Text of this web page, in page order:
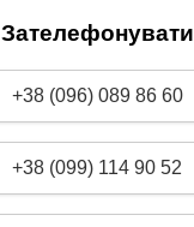
Зателефонувати
+38 (096) 089 86 60
+38 (099) 114 90 52